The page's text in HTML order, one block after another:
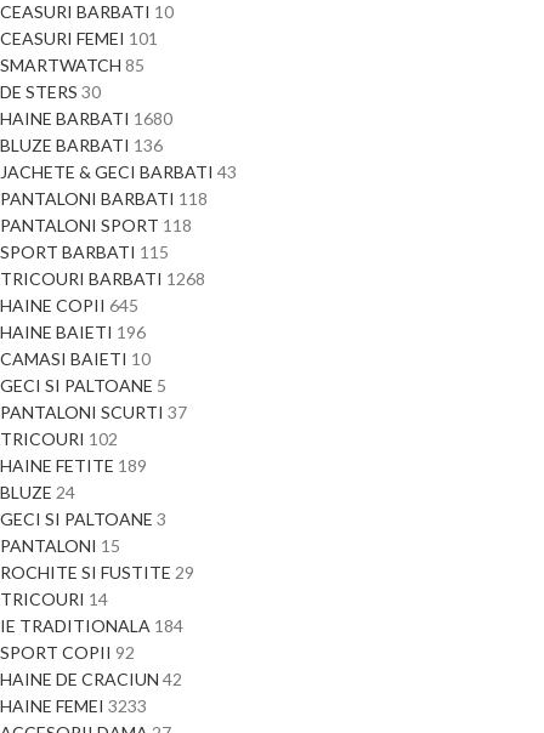
CEASURI BARBATI 10
CEASURI FEMEI 101
SMARTWATCH 85
DE STERS 30
HAINE BARBATI 1680
BLUZE BARBATI 136
JACHETE & GECI BARBATI 43
PANTALONI BARBATI 118
PANTALONI SPORT 118
SPORT BARBATI 115
TRICOURI BARBATI 1268
HAINE COPII 645
HAINE BAIETI 196
CAMASI BAIETI 10
GECI SI PALTOANE 5
PANTALONI SCURTI 37
TRICOURI 102
HAINE FETITE 189
BLUZE 24
GECI SI PALTOANE 3
PANTALONI 15
ROCHITE SI FUSTITE 29
TRICOURI 14
IE TRADITIONALA 184
SPORT COPII 92
HAINE DE CRACIUN 42
HAINE FEMEI 3233